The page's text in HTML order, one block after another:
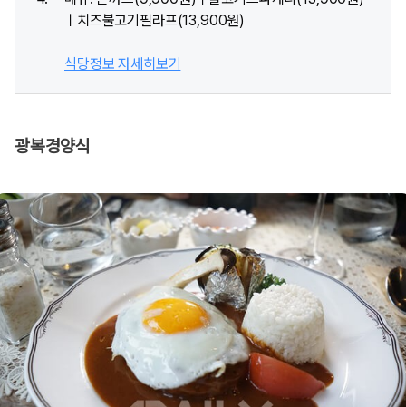
ㅣ치즈불고기필라프(13,900원)
식당정보 자세히보기
광복경양식